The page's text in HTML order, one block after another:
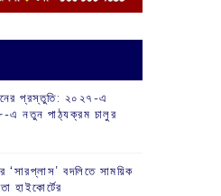
প্রস্তুতি: ২০২৭-এ
এ নতুন পাঠ্যক্রম চালুর
‘সারপ্লাস’ বদলিতে সাময়িক
হাইকোর্টের